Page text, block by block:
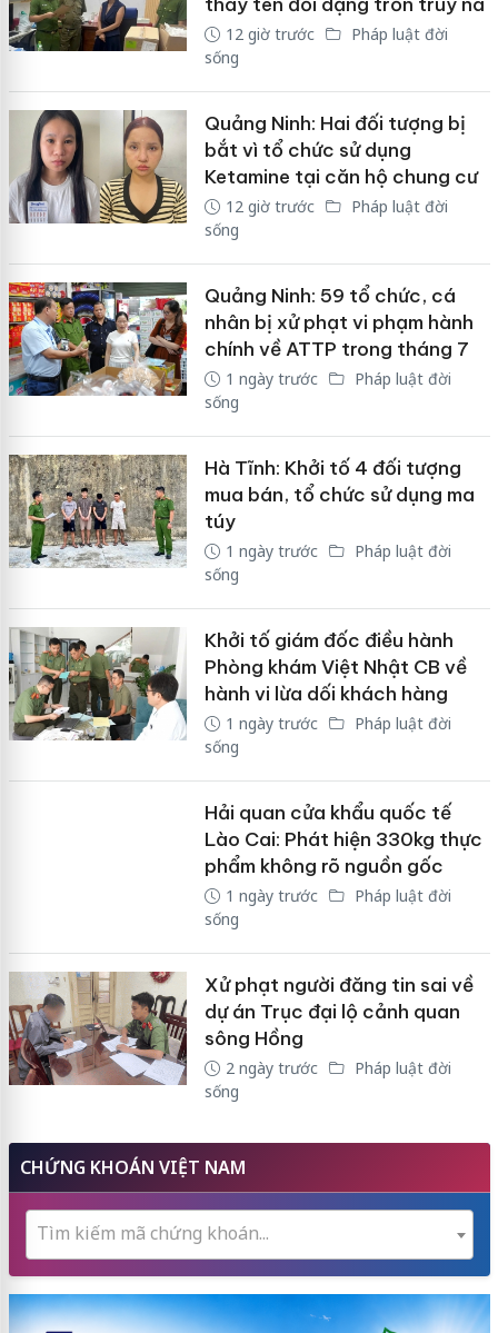
12 giờ trước
Pháp luật đời
sống
Quảng Ninh: Hai đối tượng bị
bắt vì tổ chức sử dụng
Ketamine tại căn hộ chung cư
12 giờ trước
Pháp luật đời
sống
Quảng Ninh: 59 tổ chức, cá
nhân bị xử phạt vi phạm hành
chính về ATTP trong tháng 7
1 ngày trước
Pháp luật đời
sống
Hà Tĩnh: Khởi tố 4 đối tượng
mua bán, tổ chức sử dụng ma
túy
1 ngày trước
Pháp luật đời
sống
Khởi tố giám đốc điều hành
Phòng khám Việt Nhật CB về
hành vi lừa dối khách hàng
1 ngày trước
Pháp luật đời
sống
Hải quan cửa khẩu quốc tế
Lào Cai: Phát hiện 330kg thực
phẩm không rõ nguồn gốc
1 ngày trước
Pháp luật đời
sống
Xử phạt người đăng tin sai về
dự án Trục đại lộ cảnh quan
sông Hồng
2 ngày trước
Pháp luật đời
sống
CHỨNG KHOÁN VIỆT NAM
Tìm kiếm mã chứng khoán...